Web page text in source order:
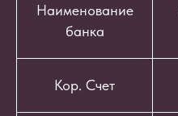
Наименование
банка
Кор. Счет